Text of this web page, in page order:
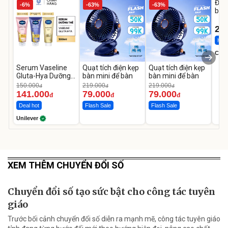
-6%
Serum Vaseline
Gluta-Hya Dưỡng
Da Sáng Mịn Sau 7
Ngày
150.000đ
141.000đ
Deal hot
Unilever
-63%
Quạt tích điện kẹp
bàn mini để bàn
219.000đ
79.000đ
Flash Sale
-63%
Quạt tích điện kẹp
bàn mini để bàn
219.000đ
79.000đ
Flash Sale
Đai
bé
Hot
XEM THÊM CHUYỂN ĐỔI SỐ
Chuyển đổi số tạo sức bật cho công tác tuyên
giáo
Trước bối cảnh chuyển đổi số diễn ra mạnh mẽ, công tác tuyên giáo